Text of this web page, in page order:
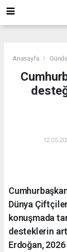
Anasayfa
Dünya Çiftçiler
konuşmada
desteklerin
Erdoğan,